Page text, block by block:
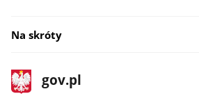
Na skróty
stopka
gov.pl
Strona
gov.pl